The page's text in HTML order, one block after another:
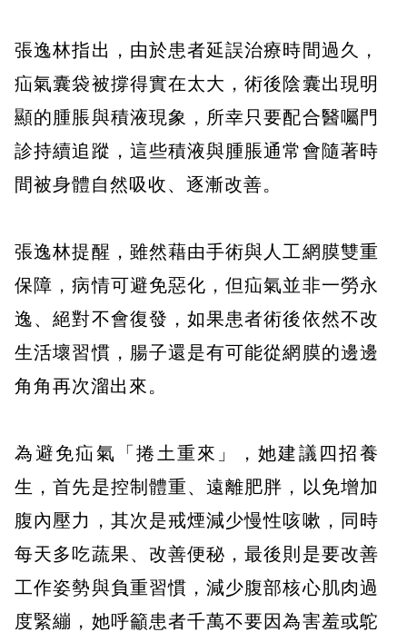
張逸林指出，由於患者延誤治療時間過久，
疝氣囊袋被撐得實在太大，術後陰囊出現明
顯的腫脹與積液現象，所幸只要配合醫囑門
診持續追蹤，這些積液與腫脹通常會隨著時
間被身體自然吸收、逐漸改善。
張逸林提醒，雖然藉由手術與人工網膜雙重
保障，病情可避免惡化，但疝氣並非一勞永
逸、絕對不會復發，如果患者術後依然不改
生活壞習慣，腸子還是有可能從網膜的邊邊
角角再次溜出來。
為避免疝氣「捲土重來」，她建議四招養
生，首先是控制體重、遠離肥胖，以免增加
腹內壓力，其次是戒煙減少慢性咳嗽，同時
每天多吃蔬果、改善便秘，最後則是要改善
工作姿勢與負重習慣，減少腹部核心肌肉過
度緊繃，她呼籲患者千萬不要因為害羞或鴕